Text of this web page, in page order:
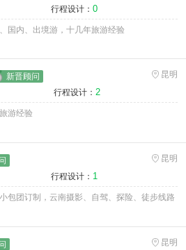
行程设计： 0
国内、出境游，十几年旅游经验
新晋顾问
昆明
行程设计： 2
游经验
昆明
行程设计： 1
包团订制，云南摄影、自驾、探险、徒步线路
昆明